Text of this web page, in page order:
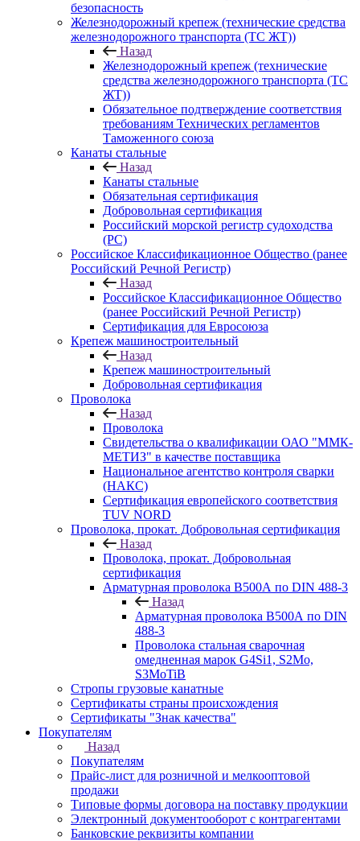
безопасность
Железнодорожный крепеж (технические средства
железнодорожного транспорта (ТС ЖТ))
Назад
Железнодорожный крепеж (технические
средства железнодорожного транспорта (ТС
ЖТ))
Обязательное подтверждение соответствия
требованиям Технических регламентов
Таможенного союза
Канаты стальные
Назад
Канаты стальные
Обязательная сертификация
Добровольная сертификация
Российский морской регистр судоходства
(РС)
Российское Классификационное Общество (ранее
Российский Речной Регистр)
Назад
Российское Классификационное Общество
(ранее Российский Речной Регистр)
Сертификация для Евросоюза
Крепеж машиностроительный
Назад
Крепеж машиностроительный
Добровольная сертификация
Проволока
Назад
Проволока
Свидетельства о квалификации ОАО "ММК-
МЕТИЗ" в качестве поставщика
Национальное агентство контроля сварки
(НАКС)
Сертификация европейского соответствия
TUV NORD
Проволока, прокат. Добровольная сертификация
Назад
Проволока, прокат. Добровольная
сертификация
Арматурная проволока В500А по DIN 488-3
Назад
Арматурная проволока В500А по DIN
488-3
Проволока стальная сварочная
омедненная марок G4Si1, S2Mo,
S3MoTiB
Стропы грузовые канатные
Сертификаты страны происхождения
Сертификаты "Знак качества"
Покупателям
Назад
Покупателям
Прайс-лист для розничной и мелкооптовой
продажи
Типовые формы договора на поставку продукции
Электронный документооборот с контрагентами
Банковские реквизиты компании